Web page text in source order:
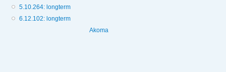
5.10.264: longterm
6.12.102: longterm
Akoma